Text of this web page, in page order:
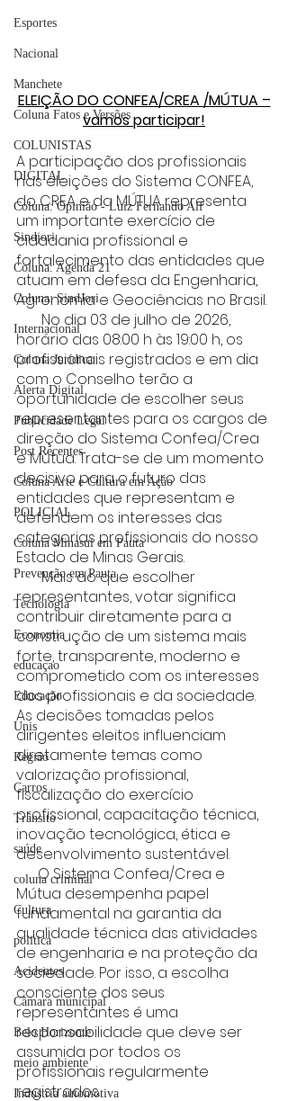
Esportes
Nacional
Manchete
Coluna Fatos e Versões
COLUNISTAS
DIGITAL
Coluna: Opinião - Luiz Fernando Alf
Sindjori
Coluna: Agenda 21
Coluna: SindJori
Internacional
Coluna Jurídica
Alerta Digital
Publicidade Legal
Post Recentes
Coluna Arte e Cultura em Ação
POLICIAL
Coluna Minasul em Pauta
Prevenção em Pauta
Tecnologia
Economia
educaçao
Educação
Unis
Região
Carros
Trânsito
saúde
coluna criminal
Cultura
politica
Acidentes
Câmara municipal
Belo Horizonte
meio ambiente
Industria automotiva
ELEIÇÃO DO CONFEA/CREA /MÚTUA –
vamos participar!
A participação dos profissionais
nas eleições do Sistema CONFEA,
do CREA e da MÚTUA representa
um importante exercício de
cidadania profissional e
fortalecimento das entidades que
atuam em defesa da Engenharia,
Agronomia e Geociências no Brasil.
       No dia 03 de julho de 2026,
horário das 08:00 h às 19:00 h, os
profissionais registrados e em dia
com o Conselho terão a
oportunidade de escolher seus
representantes para os cargos de
direção do Sistema Confea/Crea
e Mútua. Trata-se de um momento
decisivo para o futuro das
entidades que representam e
defendem os interesses das
categorias profissionais do nosso
Estado de Minas Gerais.
       Mais do que escolher
representantes, votar significa
contribuir diretamente para a
construção de um sistema mais
forte, transparente, moderno e
comprometido com os interesses
dos profissionais e da sociedade.
As decisões tomadas pelos
dirigentes eleitos influenciam
diretamente temas como
valorização profissional,
fiscalização do exercício
profissional, capacitação técnica,
inovação tecnológica, ética e
desenvolvimento sustentável.
      O Sistema Confea/Crea e
Mútua desempenha papel
fundamental na garantia da
qualidade técnica das atividades
de engenharia e na proteção da
sociedade. Por isso, a escolha
consciente dos seus
representantes é uma
responsabilidade que deve ser
assumida por todos os
profissionais regularmente
registrados.